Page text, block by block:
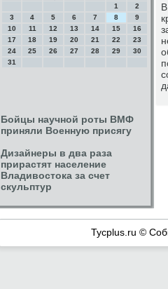
1
2
3
4 5 6 7 8
9
10
11 12 13 14 15
16
17
18 19 20 21 22
23
24
25 26 27 28 29
30
31
Бойцы научной роты ВМФ
приняли Военную присягу
Дизайнеры в два раза
прирастят население
Владивостока за счет
скульптур
Tycplus.ru ©